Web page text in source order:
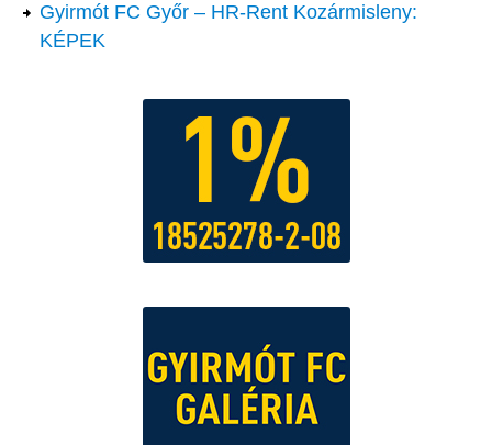
Gyirmót FC Győr – HR-Rent Kozármisleny:
KÉPEK